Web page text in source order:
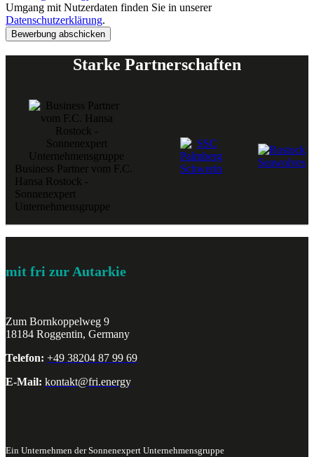
Umgang mit Nutzerdaten finden Sie in unserer
Datenschutzerklärung.
Bewerbung abschicken
Starke Partnerschaften
Business Partner vom F.C.
Hansa Rostock -
Sonnenexpert
Unternehmensgruppe
mit fri zur Autarkie
Zum Bornkoppelweg 9
18184 Roggentin, Germany
Telefon: +49 38204 87 99 69
E-Mail: kontakt@fri.energy
Ein Unternehmen der Sonnenexpert Unternehmensgruppe